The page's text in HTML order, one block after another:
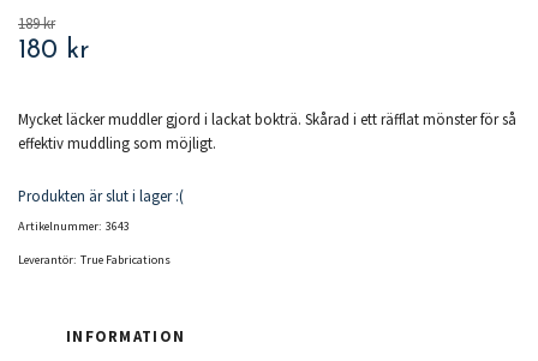
189 kr
180 kr
Mycket läcker muddler gjord i lackat bokträ. Skårad i ett räfflat mönster för så
effektiv muddling som möjligt.
Produkten är slut i lager :(
Artikelnummer: 3643
Leverantör: True Fabrications
INFORMATION